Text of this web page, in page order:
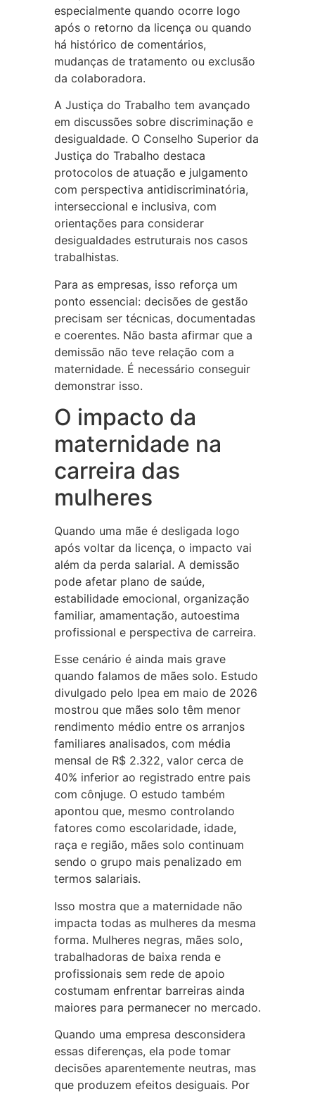
especialmente quando ocorre logo
após o retorno da licença ou quando
há histórico de comentários,
mudanças de tratamento ou exclusão
da colaboradora.
A Justiça do Trabalho tem avançado
em discussões sobre discriminação e
desigualdade. O Conselho Superior da
Justiça do Trabalho destaca
protocolos de atuação e julgamento
com perspectiva antidiscriminatória,
interseccional e inclusiva, com
orientações para considerar
desigualdades estruturais nos casos
trabalhistas.
Para as empresas, isso reforça um
ponto essencial: decisões de gestão
precisam ser técnicas, documentadas
e coerentes. Não basta afirmar que a
demissão não teve relação com a
maternidade. É necessário conseguir
demonstrar isso.
O impacto da
maternidade na
carreira das
mulheres
Quando uma mãe é desligada logo
após voltar da licença, o impacto vai
além da perda salarial. A demissão
pode afetar plano de saúde,
estabilidade emocional, organização
familiar, amamentação, autoestima
profissional e perspectiva de carreira.
Esse cenário é ainda mais grave
quando falamos de mães solo. Estudo
divulgado pelo Ipea em maio de 2026
mostrou que mães solo têm menor
rendimento médio entre os arranjos
familiares analisados, com média
mensal de R$ 2.322, valor cerca de
40% inferior ao registrado entre pais
com cônjuge. O estudo também
apontou que, mesmo controlando
fatores como escolaridade, idade,
raça e região, mães solo continuam
sendo o grupo mais penalizado em
termos salariais.
Isso mostra que a maternidade não
impacta todas as mulheres da mesma
forma. Mulheres negras, mães solo,
trabalhadoras de baixa renda e
profissionais sem rede de apoio
costumam enfrentar barreiras ainda
maiores para permanecer no mercado.
Quando uma empresa desconsidera
essas diferenças, ela pode tomar
decisões aparentemente neutras, mas
que produzem efeitos desiguais. Por